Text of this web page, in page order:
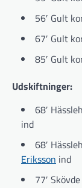
56′ Gult
67′ Gult
85′ Gult
Udskiftninger:
68′
ind
68′
Eriksson ind
77′